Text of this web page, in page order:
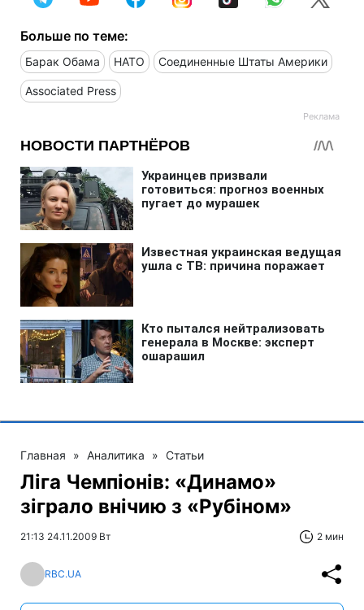
Больше по теме:
Барак Обама НАТО Соединенные Штаты Америки
Associated Press
Главная » Аналитика » Статьи
Ліга Чемпіонів: «Динамо»
зіграло внічию з «Рубіном»
21:13 24.11.2009 Вт 2 мин
RBC.UA